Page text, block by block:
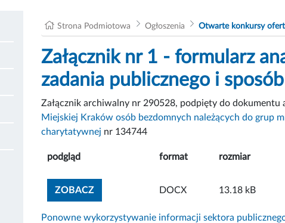
Strona Podmiotowa Ogłoszenia Otwarte konkursy ofert
Załącznik nr 1 - formularz
zadania publicznego i
Załącznik archiwalny nr 290528, podpięty do dokumentu
Miejskiej Kraków osób bezdomnych należących do grup
charytatywnej nr 134744
podgląd format rozmiar
ZOBACZZOBACZ ZAŁĄCZNIK
DOCX 13.18 kB
Ponowne wykorzystywanie informacji sektora